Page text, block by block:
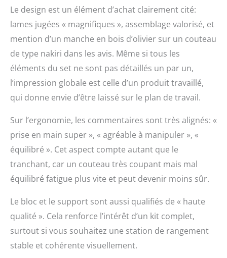
Le design est un élément d’achat clairement cité:
lames jugées « magnifiques », assemblage valorisé, et
mention d’un manche en bois d’olivier sur un couteau
de type nakiri dans les avis. Même si tous les
éléments du set ne sont pas détaillés un par un,
l’impression globale est celle d’un produit travaillé,
qui donne envie d’être laissé sur le plan de travail.
Sur l’ergonomie, les commentaires sont très alignés: «
prise en main super », « agréable à manipuler », «
équilibré ». Cet aspect compte autant que le
tranchant, car un couteau très coupant mais mal
équilibré fatigue plus vite et peut devenir moins sûr.
Le bloc et le support sont aussi qualifiés de « haute
qualité ». Cela renforce l’intérêt d’un kit complet,
surtout si vous souhaitez une station de rangement
stable et cohérente visuellement.